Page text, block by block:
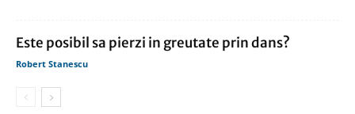
Este posibil sa pierzi in greutate prin dans?
Robert Stanescu